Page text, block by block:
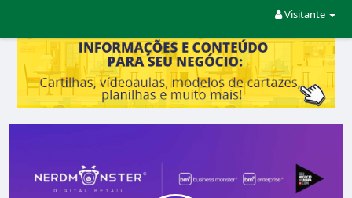
Visitante